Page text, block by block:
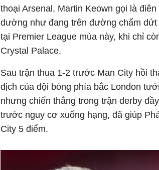
thoại Arsenal, Martin Keown gọi là
dường như đang trên đường chấm
tại Premier League mùa này, khi chỉ
Crystal Palace.
Sau trận thua 1-2 trước Man City hồi
địch của đội bóng phía bắc London
nhưng chiến thắng trong trận derby
trước nguy cơ xuống hạng, đã giúp
City 5 điểm.